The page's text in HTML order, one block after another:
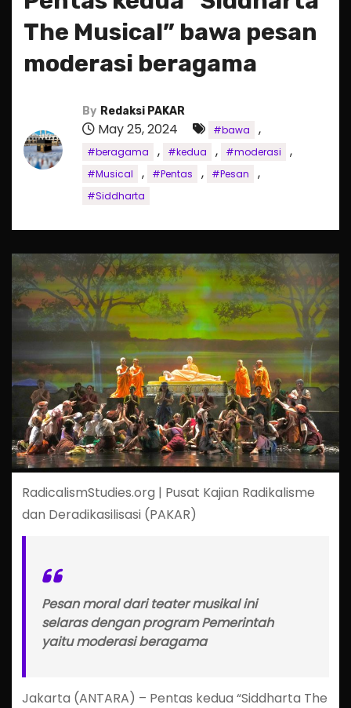
The Musical” bawa pesan
moderasi beragama
By Redaksi PAKAR
May 25, 2024 #bawa ,
#beragama , #kedua , #moderasi ,
#Musical , #Pentas , #Pesan ,
#Siddharta
RadicalismStudies.org | Pusat Kajian Radikalisme
dan Deradikasilisasi (PAKAR)
Pesan moral dari teater musikal ini
selaras dengan program Pemerintah
yaitu moderasi beragama
Jakarta (ANTARA) – Pentas kedua “Siddharta The